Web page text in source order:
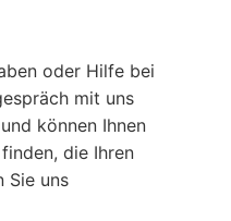
oder Hilfe bei
mit uns
können Ihnen
die Ihren
Sie uns